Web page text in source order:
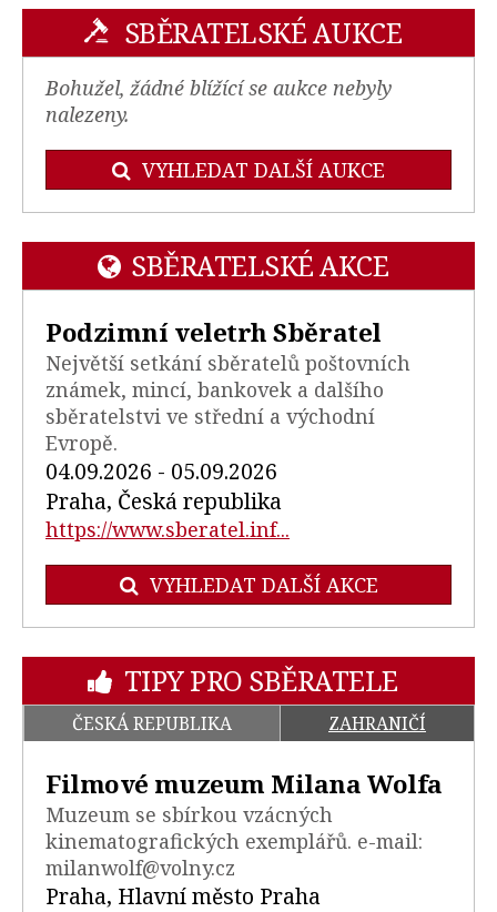
SBĚRATELSKÉ AUKCE
Bohužel, žádné blížící se aukce nebyly
nalezeny.
VYHLEDAT DALŠÍ AUKCE
SBĚRATELSKÉ AKCE
Podzimní veletrh Sběratel
Největší setkání sběratelů poštovních
známek, mincí, bankovek a dalšího
sběratelstvi ve střední a východní
Evropě.
04.09.2026 - 05.09.2026
Praha, Česká republika
https://www.sberatel.inf...
VYHLEDAT DALŠÍ AKCE
TIPY PRO SBĚRATELE
ČESKÁ REPUBLIKA ZAHRANIČÍ
Filmové muzeum Milana Wolfa
Muzeum se sbírkou vzácných
kinematografických exemplářů. e-mail:
milanwolf@volny.cz
Praha, Hlavní město Praha